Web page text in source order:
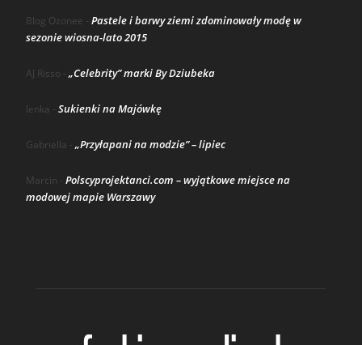
Blog Ozonee - Pastele i barwy ziemi zdominowały modę w
sezonie wiosna-lato 2015
AJ Risso - „Celebrity” marki By Dziubeka
lenka - Sukienki na Majówkę
Gabriella - „Przyłapani na modzie” – lipiec
Marcin - Polscyprojektanci.com – wyjątkowe miejsce na
modowej mapie Warszawy